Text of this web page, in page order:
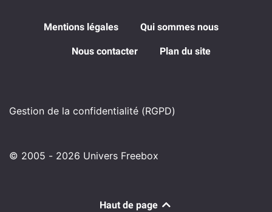
Mentions légales Qui sommes nous
Nous contacter Plan du site
Gestion de la confidentialité (RGPD)
© 2005 - 2026 Univers Freebox
Haut de page